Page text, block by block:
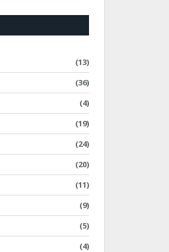
(13)
(36)
(4)
(19)
(24)
(20)
(11)
(9)
(5)
(4)